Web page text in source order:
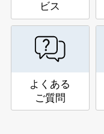
ビス
よくある
ご質問